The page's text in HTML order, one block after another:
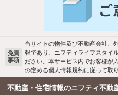
バス・トイレ別
駐車場あり
洗濯機置場あり
エアコンあり
免責
事項
当サイトの物件及び不動産会社、
報であり、ニフティライフスタイ
ださい。本サービス内でお客様が
の定める個人情報規約に従って取
不動産・住宅情報のニフティ不動